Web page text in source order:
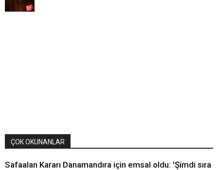
ÇOK OKUNANLAR
Safaalan Kararı Danamandıra için emsal oldu: 'Şimdi sıra